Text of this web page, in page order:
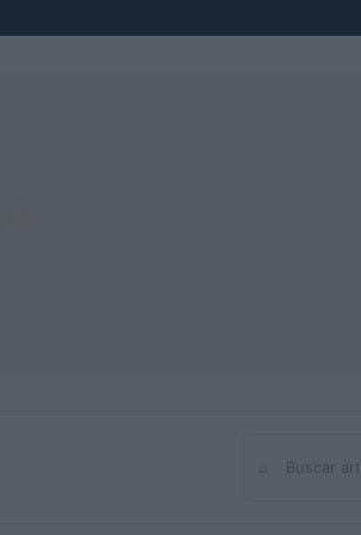
Buscar